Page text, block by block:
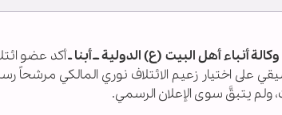
أنباء أهل البيت (ع) الدولية ــ أبنا ـأكد عضو
على اختيار زعيم الائتلاف نوري المالكي
ولم يتبقَّ سوى الإعلان الرسمي.